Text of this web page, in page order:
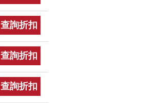
查詢折扣
查詢折扣
查詢折扣